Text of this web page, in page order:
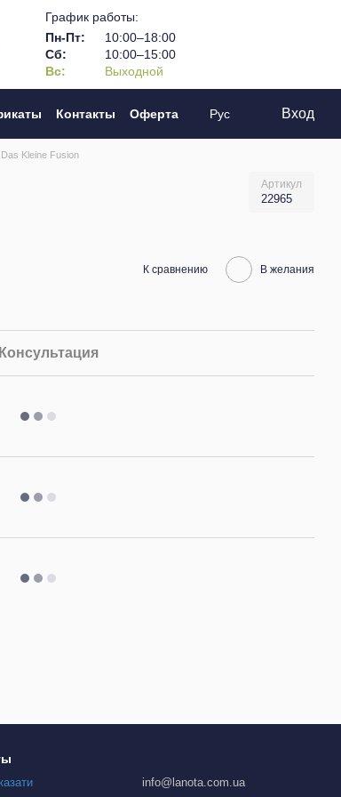
График работы:
Пн-Пт:
10:00–18:00
Сб:
10:00–15:00
Вс:
Выходной
Контакты
Оферта
Рус Вход
Kleine Fusion
Артикул
22965
К сравнению В желания
Консультация
info@lanota.com.ua